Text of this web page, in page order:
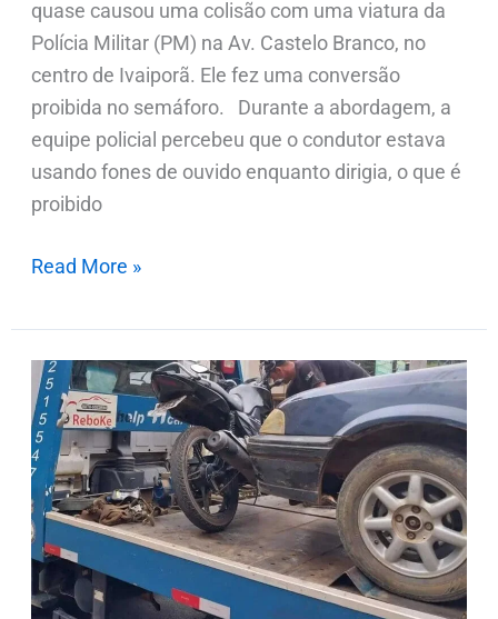
quase causou uma colisão com uma viatura da
Polícia Militar (PM) na Av. Castelo Branco, no
centro de Ivaiporã. Ele fez uma conversão
proibida no semáforo. Durante a abordagem, a
equipe policial percebeu que o condutor estava
usando fones de ouvido enquanto dirigia, o que é
proibido
Read More »
Veículos
com
irregularidades
são
alvos
de
fiscalização
da